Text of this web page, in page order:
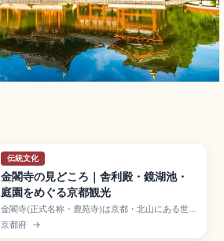
伝統文化
金閣寺の見どころ｜舎利殿・鏡湖池・
庭園をめぐる京都観光
金閣寺(正式名称・鹿苑寺)は京都・北山にある世界
遺産で、金箔に覆われた三層の舎利殿が象徴的な
日本屈指の名所。異なる建築様式の融合、鏡湖池
京都府 →